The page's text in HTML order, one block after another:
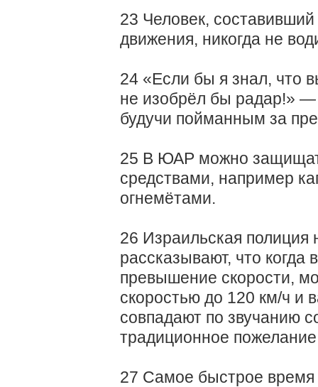
23 Человек,
движения, никогда не
24 «Если бы я знал, что
не изобрёл бы радар!» —
будучи пойманным за
25 В ЮАР можно
средствами, например
огнемётами.
26 Израильская полиция
рассказывают, что когда
превышение скорости,
скоростью до 120 км/ч и
совпадают по звучанию
традиционное пожелание
27 Самое быстрое время